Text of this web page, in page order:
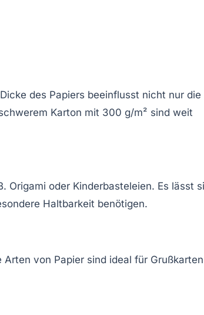
des Papiers beeinflusst nicht nur die
Karton mit 300 g/m² sind weit
Origami oder Kinderbasteleien. Es lässt
Haltbarkeit benötigen.
von Papier sind ideal für Grußkarten